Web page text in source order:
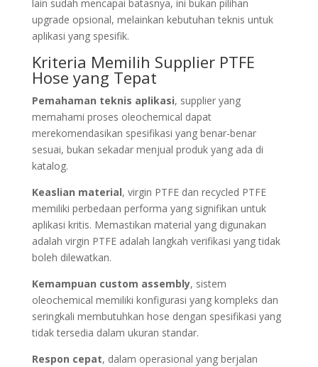
lain sudah mencapai batasnya, ini bukan pilihan
upgrade opsional, melainkan kebutuhan teknis untuk
aplikasi yang spesifik.
Kriteria Memilih Supplier PTFE
Hose yang Tepat
Pemahaman teknis aplikasi, supplier yang
memahami proses oleochemical dapat
merekomendasikan spesifikasi yang benar-benar
sesuai, bukan sekadar menjual produk yang ada di
katalog.
Keaslian material, virgin PTFE dan recycled PTFE
memiliki perbedaan performa yang signifikan untuk
aplikasi kritis. Memastikan material yang digunakan
adalah virgin PTFE adalah langkah verifikasi yang tidak
boleh dilewatkan.
Kemampuan custom assembly, sistem
oleochemical memiliki konfigurasi yang kompleks dan
seringkali membutuhkan hose dengan spesifikasi yang
tidak tersedia dalam ukuran standar.
Respon cepat, dalam operasional yang berjalan